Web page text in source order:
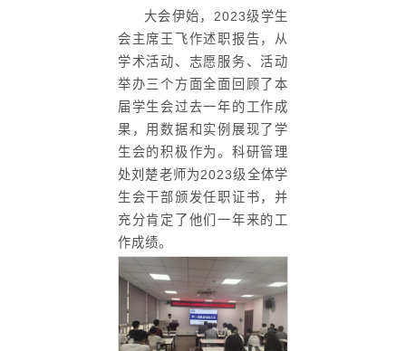
大会伊始，2023级学生
会主席王飞作述职报告，从
学术活动、志愿服务、活动
举办三个方面全面回顾了本
届学生会过去一年的工作成
果，用数据和实例展现了学
生会的积极作为。科研管理
处刘楚老师为2023级全体学
生会干部颁发任职证书，并
充分肯定了他们一年来的工
作成绩。